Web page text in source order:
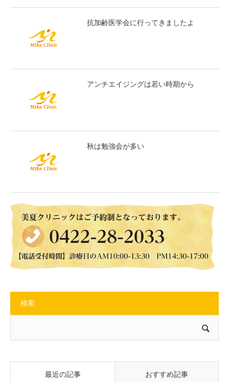
抗加齢医学会に行ってきましたよ
アンチエイジングは若い時期から
秋は勉強会が多い
検索
最近の記事 おすすめ記事